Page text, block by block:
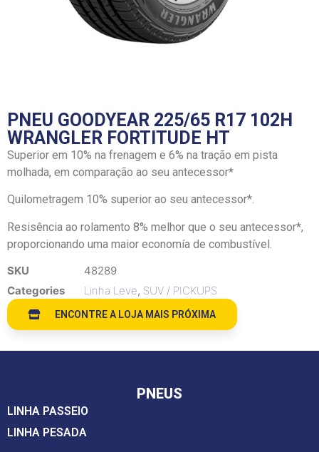
PNEU GOODYEAR 225/65 R17 102H
WRANGLER FORTITUDE HT
Superior em 10% na frenagem e 6% na tração em pista
molhada, em comparação ao seu antecessor*
Quilometragem 10% superior ao seu antecessor*.
Resisência ao rolamento 8% melhor que o seu antecessor*,
proporcionando uma maior economía de combustível.
SKU
48289
Categories
Linha Leve, SUV / PICKUPS
ENCONTRE A LOJA MAIS PRÓXIMA
PNEUS
LINHA PASSEIO
LINHA PESADA